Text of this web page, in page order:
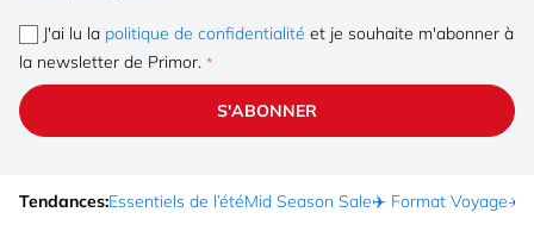
J'ai lu la politique de confidentialité et je souhaite m'abonner à
la newsletter de Primor.
S'ABONNER
Tendances:Essentiels de l’étéMid Season Sale✈️ Format Voyage☀️